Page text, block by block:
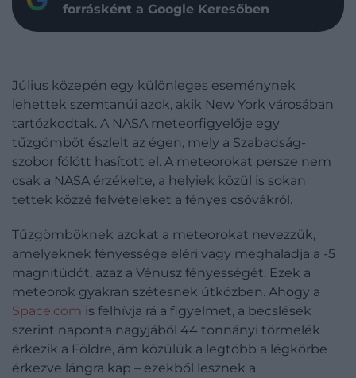
forrásként a Google Keresőben
Július közepén egy különleges eseménynek
lehettek szemtanúi azok, akik New York városában
tartózkodtak. A NASA meteorfigyelője egy
tűzgömböt észlelt az égen, mely a Szabadság-
szobor fölött hasított el. A meteorokat persze nem
csak a NASA érzékelte, a helyiek közül is sokan
tettek közzé felvételeket a fényes csóvákról.
Tűzgömböknek azokat a meteorokat nevezzük,
amelyeknek fényessége eléri vagy meghaladja a -5
magnitúdót, azaz a Vénusz fényességét. Ezek a
meteorok gyakran szétesnek útközben. Ahogy a
Space.com is felhívja rá a figyelmet, a becslések
szerint naponta nagyjából 44 tonnányi törmelék
érkezik a Földre, ám közülük a legtöbb a légkörbe
érkezve lángra kap – ezekből lesznek a